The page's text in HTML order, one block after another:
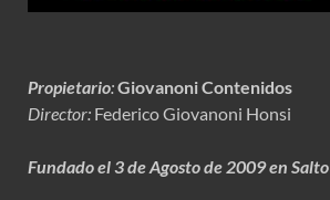
Propietario:Giovanoni Contenidos
Director: Federico Giovanoni Honsi
Fundado el 3 de Agosto de 2009 en Salto